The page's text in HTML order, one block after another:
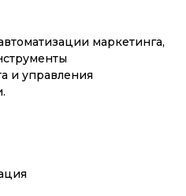
маркетинга,
и управления